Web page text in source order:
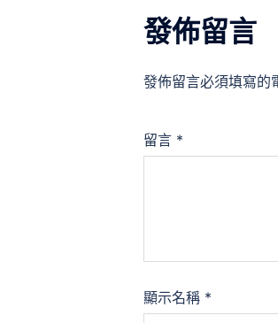
發佈留言
發佈留言必須填寫的
留言 *
顯示名稱 *